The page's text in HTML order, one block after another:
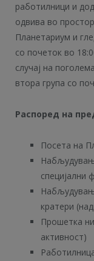
работилници и
одвива во
Планетариум и
со почеток во
случај на
втора група со
Распоред на
Посета на
специјални
кратери
Прошетка
активност)